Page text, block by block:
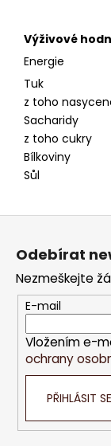
Výživové
Energie
Tuk
z toho
Sacharidy
z toho cukry
Bílkoviny
Sůl
Z
Odebírat
Nezmeškejte
E-mail
Vložením e-
ochrany
PŘIHLÁSIT SE